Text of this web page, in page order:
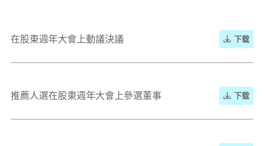
在股東週年大會上動議決議 下载
推薦人選在股東週年大會上參選董事 下载